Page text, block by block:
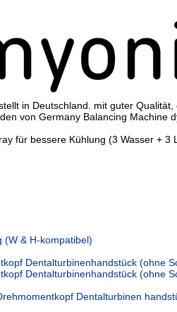
in Deutschland. mit guter
von Germany Balancing Machine
für bessere Kühlung (3 Wasser + 3
(W & H-kompatibel)
Dentalturbinenhandstück (ohne
Dentalturbinenhandstück (ohne
Dentalturbinen